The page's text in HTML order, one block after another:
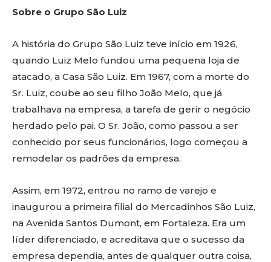
Sobre o Grupo São Luiz
A história do Grupo São Luiz teve início em 1926,
quando Luiz Melo fundou uma pequena loja de
atacado, a Casa São Luiz. Em 1967, com a morte do
Sr. Luiz, coube ao seu filho João Melo, que já
trabalhava na empresa, a tarefa de gerir o negócio
herdado pelo pai. O Sr. João, como passou a ser
conhecido por seus funcionários, logo começou a
remodelar os padrões da empresa.
Assim, em 1972, entrou no ramo de varejo e
inaugurou a primeira filial do Mercadinhos São Luiz,
na Avenida Santos Dumont, em Fortaleza. Era um
líder diferenciado, e acreditava que o sucesso da
empresa dependia, antes de qualquer outra coisa,